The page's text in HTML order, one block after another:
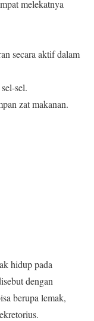
melekatnya
secara aktif dalam
sel.
zat makanan.
hidup pada
dengan
berupa lemak,